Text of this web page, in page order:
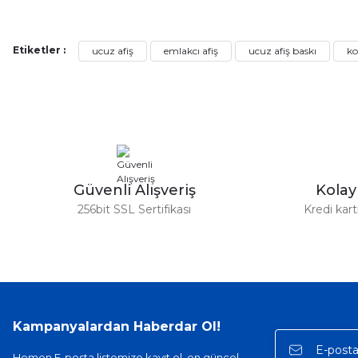
Ürün resmi kalitesiz, bozuk veya görüntülenemiyor.
Bu ürüne benzer farklı alternatifler olmalı.
Etiketler : ucuz afiş emlakcı afiş ucuz afiş baskı
Güvenli Alışveriş
256bit SSL Sertifikası Kredi
Kampanyalardan Haberdar Ol!